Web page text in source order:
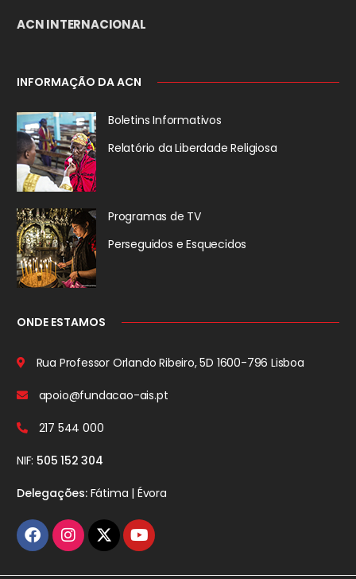
ACN INTERNACIONAL
INFORMAÇÃO DA ACN
Boletins Informativos
Relatório da Liberdade Religiosa
Programas de TV
Perseguidos e Esquecidos
ONDE ESTAMOS
Rua Professor Orlando Ribeiro, 5D 1600-796 Lisboa
apoio@fundacao-ais.pt
217 544 000
NIF: 505 152 304
Delegações:Fátima | Évora